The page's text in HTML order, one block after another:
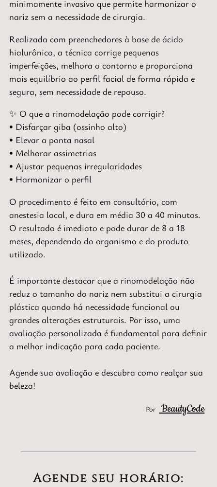
minimamente invasivo que permite harmonizar o
nariz sem a necessidade de cirurgia.
Realizada com preenchedores à base de ácido
hialurônico, a técnica corrige pequenas
imperfeições, melhora o contorno e proporciona
mais equilíbrio ao perfil facial de forma rápida e
segura, sem necessidade de repouso.
✨ O que a rinomodelação pode corrigir?
• Disfarçar giba (ossinho alto)
• Elevar a ponta nasal
• Melhorar assimetrias
• Ajustar pequenas irregularidades
• Harmonizar o perfil
O procedimento é feito em consultório, com
anestesia local, e dura em média 30 a 40 minutos.
O resultado é imediato e pode durar de 8 a 18
meses, dependendo do organismo e do produto
utilizado.
É importante destacar que a rinomodelação não
reduz o tamanho do nariz nem substitui a cirurgia
plástica quando há necessidade funcional ou
grandes alterações estruturais. Por isso, uma
avaliação personalizada é fundamental para definir
a melhor indicação para cada paciente.
Agende sua avaliação e descubra como realçar sua
beleza!
Por BeautyCode
Agende seu horário: